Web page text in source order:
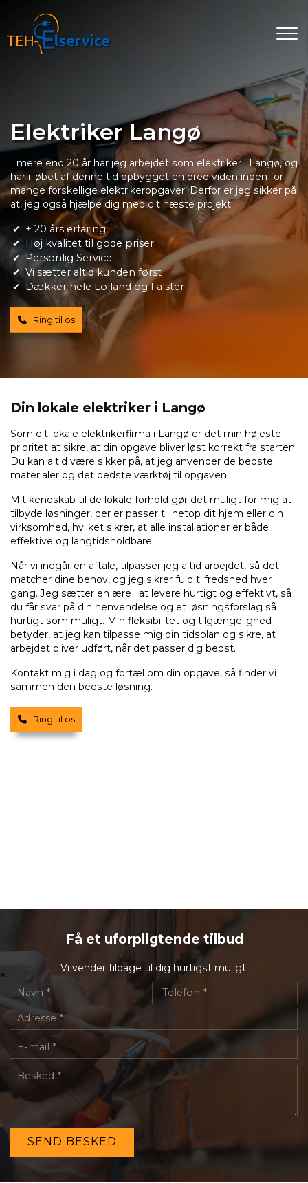
hovedindhold
Elektriker Langø
I mere end 20 år har jeg arbejdet som elektriker i Langø, og
har i løbet af denne tid opbygget en bred viden inden for
mange forskellige elektrikeropgaver. Derfor er jeg sikker på
at, jeg også hjælpe dig med dit næste projekt.
+ 20 års erfaring
Høj kvalitet til gode priser
Personlig Service
Vi sætter altid kunden først
Dækker hele Lolland og Falster
Ring til os
Din lokale elektriker i Langø
Som dit lokale elektrikerfirma i Langø er det min højeste
prioritet at sikre, at din opgave bliver løst korrekt fra starten.
Du kan altid være sikker på, at jeg anvender de bedste
materialer og det bedste værktøj til opgaven.
Mit kendskab til de lokale forhold gør det muligt for mig at
tilbyde løsninger, der er passer til netop dit hjem eller din
virksomhed, hvilket sikrer, at alle installationer er både
effektive og langtidsholdbare.
Når vi indgår en aftale, tilpasser jeg altid arbejdet, så det
matcher dine behov, og jeg sikrer fuld tilfredshed hver
gang. Jeg sætter en ære i at levere hurtigt og effektivt, så
du får svar på din henvendelse og et løsningsforslag så
hurtigt som muligt. Min fleksibilitet og tilgængelighed
betyder, at jeg kan tilpasse mig din tidsplan og sikre, at
arbejdet bliver udført, når det passer dig bedst.
Kontakt mig i dag og fortæl om din opgave, så finder vi
sammen den bedste løsning.
Ring til os
Få et uforpligtende tilbud
Vi vender tilbage til dig hurtigst muligt.